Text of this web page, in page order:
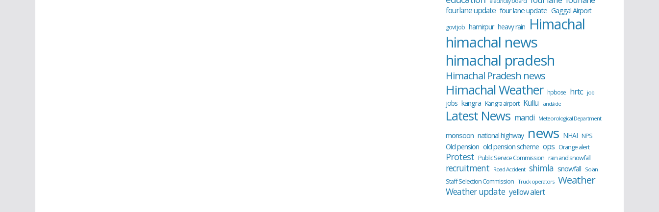
fourlane update four lane update Gaggal Airport
govt job hamirpur heavy rain Himachal
himachal news
himachal pradesh
Himachal Pradesh news
Himachal Weather hpbose hrtc job
jobs kangra Kangra airport Kullu landslide
Latest News mandi Meteorological Department
monsoon national highway news NHAI NPS
Old pension old pension scheme ops Orange alert
Protest Public Service Commission rain and snowfall
recruitment Road Accident shimla snowfall Solan
Staff Selection Commission Truck operators Weather
Weather update yellow alert